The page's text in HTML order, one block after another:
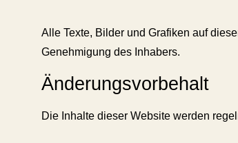
Alle Texte, Bilder und Grafiken auf
Genehmigung des Inhabers.
Änderungsvorbehalt
Die Inhalte dieser Website werden